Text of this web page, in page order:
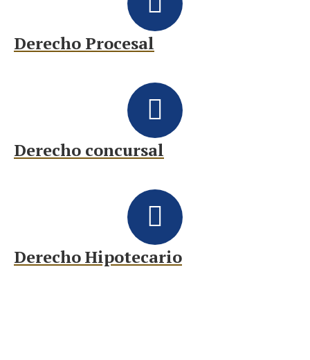
Derecho Procesal
Derecho concursal
Derecho Hipotecario